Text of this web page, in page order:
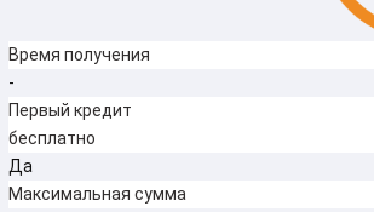
Время получения
-
Первый кредит
бесплатно
Да
Максимальная сумма